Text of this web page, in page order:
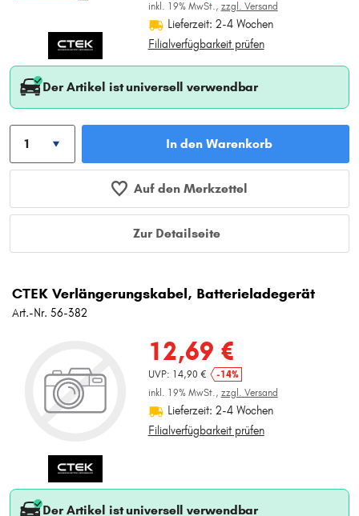
inkl. 19% MwSt., zzgl. Versand
Lieferzeit: 2-4 Wochen
Filialverfügbarkeit prüfen
Der Artikel ist universell verwendbar
In den Warenkorb
Auf den Merkzettel
Zur Detailseite
CTEK Verlängerungskabel, Batterieladegerät
Art.-Nr. 56-382
12,69 €
UVP: 14,90 €
-14%
inkl. 19% MwSt., zzgl. Versand
Lieferzeit: 2-4 Wochen
Filialverfügbarkeit prüfen
Der Artikel ist universell verwendbar